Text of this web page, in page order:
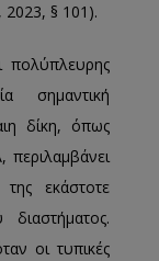
2023, § 101).
πολύπλευρης
σημαντική
δίκη, όπως
εκάστοτε
οι τυπικές